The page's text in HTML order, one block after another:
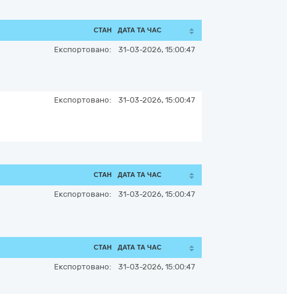
СТАН ДАТА ТА ЧАС
Експортовано: 31-03-2026, 15:00:47
Експортовано: 31-03-2026, 15:00:47
СТАН ДАТА ТА ЧАС
Експортовано: 31-03-2026, 15:00:47
СТАН ДАТА ТА ЧАС
Експортовано: 31-03-2026, 15:00:47